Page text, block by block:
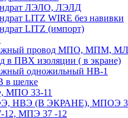
ЛЭЛО, ЛЭЛД
LITZ WIRE без навивки
LITZ (импорт)
провод МПО, МПМ,
в ПВХ изоляции ( в экране)
одножильный HB-1
шелке
МПО 33-11
НВЭ (В ЭКРАНЕ), МПОЭ
12, МПЭ 37 -12